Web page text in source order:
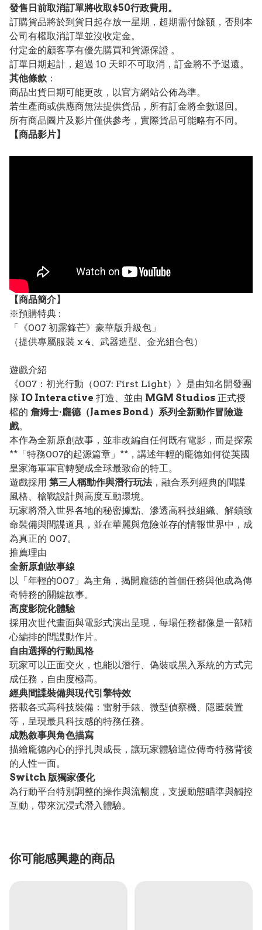
發售日前取消訂單將收取$50行政費用。
訂購貨品將於到貨日起存放一星期，超期需付餘額，否則本
公司有權取消訂單並沒收定金。
付定金的顧客享有優先購買和貨源保證 。
訂單日期起計，超過 10 天即不可取消，訂金將不予退還。
其他條款 ：
商品出貨日期可能更改，以官方網站公佈為準。
若生產商或供應商無法提供貨品，所有訂金將全數退回。
所有商品圖片及影片僅供參考，實際貨品可能略有不同。
【商品影片】
【商品簡介】
※預購特典 :
「《007 初露鋒芒》豪華版升級包」
（提供專屬服裝 x 4、武器造型、金光組合包）
遊戲介紹
《007：初光行動（007: First Light）》是由知名開發團
隊 IO Interactive 打造、並由 MGM Studios 正式授
權的 詹姆士·龐德（James Bond）系列全新動作冒險遊
戲。
本作為全新原創故事，並非改編自任何既有電影，而是探索
**「特務007的起源篇章」**，講述年輕的龐德如何從英國
皇家海軍軍官轉變成全球最致命的特工。
遊戲採用 第三人稱動作與潛行玩法，融合系列經典的間諜
風格、槍戰設計與高度互動環境。
玩家將潛入世界各地的秘密據點、滲透高科技組織、解鎖致
命裝備與間諜道具，並在華麗與危險並存的情報世界中，成
為真正的 007。
推薦理由
全新原創故事線
以「年輕的007」為主角，揭開龐德的首個任務與他成為傳
奇特務的關鍵故事。
高度影院化體驗
採用次世代畫面與電影式演出呈現，每場任務都像是一部精
心編排的間諜動作片。
自由選擇的行動風格
玩家可以正面交火，也能以潛行、偽裝或黑入系統的方式完
成任務，自由度極高。
經典間諜裝備與現代引擎特效
搭載各式高科技裝備：雷射手錶、微型偵察機、隱匿裝置
等，呈現最具科技感的特務任務。
成熟敘事與角色描寫
描繪龐德內心的掙扎與成長，讓玩家體驗這位傳奇特務背後
的人性一面。
Switch 版獨家優化
為行動平台特別調整的操作與流暢度，支援動態瞄準與觸控
互動，帶來沉浸式潛入體驗。
你可能感興趣的商品